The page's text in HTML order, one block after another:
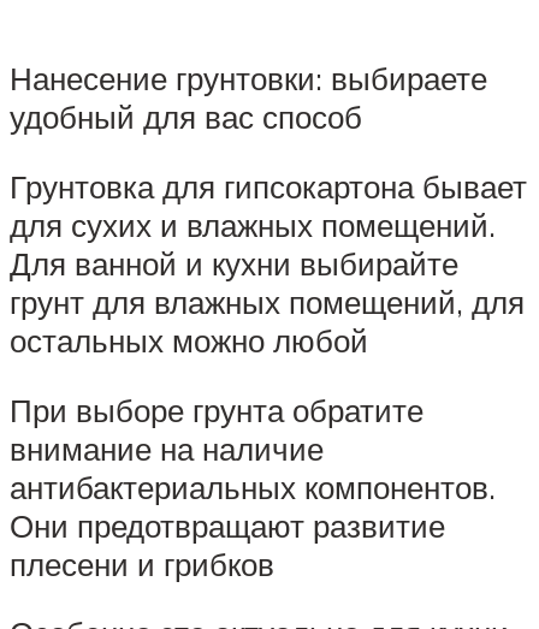
Нанесение грунтовки: выбираете
удобный для вас способ
Грунтовка для гипсокартона бывает
для сухих и влажных помещений.
Для ванной и кухни выбирайте
грунт для влажных помещений, для
остальных можно любой
При выборе грунта обратите
внимание на наличие
антибактериальных компонентов.
Они предотвращают развитие
плесени и грибков